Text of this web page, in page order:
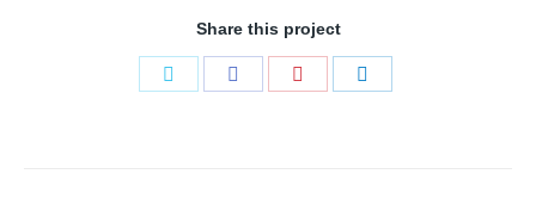
Share this project